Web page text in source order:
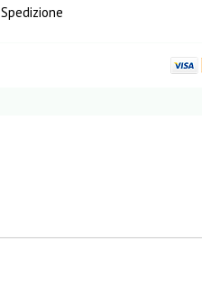
Spedizione